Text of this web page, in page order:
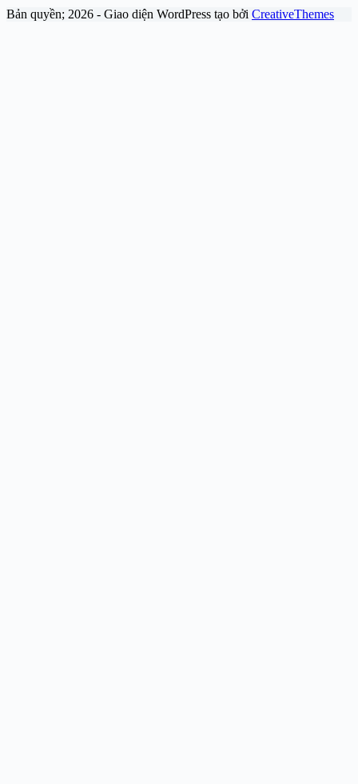
Bản quyền; 2026 - Giao diện WordPress tạo bởi CreativeThemes